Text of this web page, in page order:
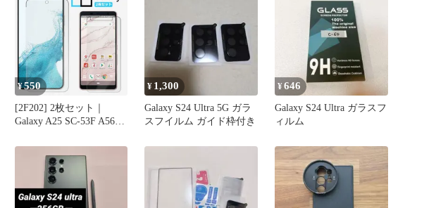
¥550
[2F202] 2枚セット｜
Galaxy A25 SC-53F A56
Galaxy S24 FE S23 FE
SCG24 A55 A54 A53 A52
A51 A41 A32 A30 A23 A22
A21 A
¥ 1,300
Galaxy S24 Ultra 5G ガラ
スフイルム ガイド枠付き
¥646
Galaxy S24 Ultra ガラスフ
ィルム